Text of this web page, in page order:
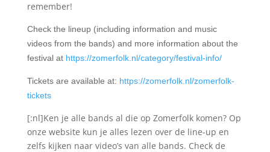
remember!
Check the lineup (including information and music
videos from the bands) and more information about the
festival at https://zomerfolk.nl/category/festival-info/
Tickets are available at: https://zomerfolk.nl/zomerfolk-
tickets
[:nl]Ken je alle bands al die op Zomerfolk komen? Op
onze website kun je alles lezen over de line-up en
zelfs kijken naar video’s van alle bands. Check de